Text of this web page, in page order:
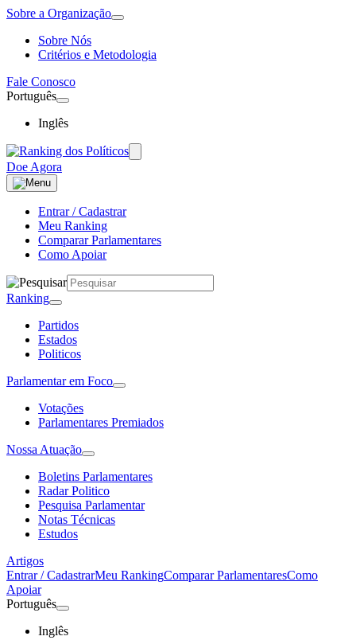
Sobre a Organização
Sobre Nós
Critérios e Metodologia
Fale Conosco
Português
Inglês
Doe Agora
Entrar / Cadastrar
Meu Ranking
Comparar Parlamentares
Como Apoiar
Ranking
Partidos
Estados
Politicos
Parlamentar em Foco
Votações
Parlamentares Premiados
Nossa Atuação
Boletins Parlamentares
Radar Politico
Pesquisa Parlamentar
Notas Técnicas
Estudos
Artigos
Entrar / CadastrarMeu RankingComparar ParlamentaresComo
Apoiar
Português
Inglês